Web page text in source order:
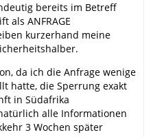
bereits im Betreff
als ANFRAGE
kurzerhand meine
da ich die Anfrage wenige
hatte, die Sperrung exakt
in Südafrika
alle Informationen
3 Wochen später